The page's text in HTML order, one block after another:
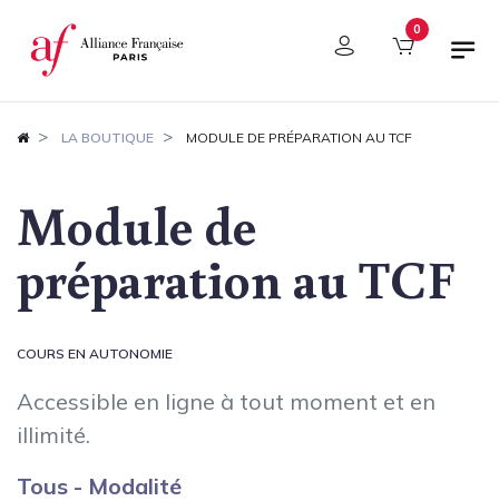
Panneau de gestion des cookies 0
LA BOUTIQUE MODULE DE PRÉPARATION AU TCF
Module de
préparation au TCF
COURS EN AUTONOMIE
Accessible en ligne à tout moment et en
illimité.
Tous - Modalité